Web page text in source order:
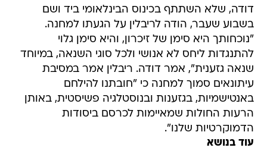
דודה, שלא השתתף בכינוס הבינלאומי ביד ושם
בשבוע שעבר, הודה לריבלין על הגעתו למחנה.
"נוכחותך היא סימן של זיכרון, והיא סימן גלוי
להתנגדות ליחס לא אנושי ולכל סוגי השנאה, במיוחד
שנאה גזענית", אמר דודה. ריבלין אמר במסיבת
עיתונאים סמוך למחנה כי "חובתנו להילחם
באנטישמיות, בגזענות ובנוסטלגיה פשיסטית, באותן
הרעות החולות שמאיימות לכרסם ביסודות
הדמוקרטיות שלנו".
עוד בנושא